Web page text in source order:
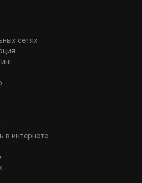
сетях
в интернете